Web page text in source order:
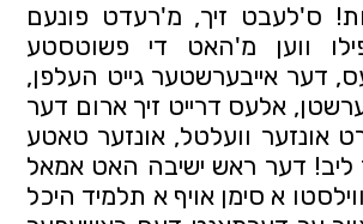
ס'לעבט זיך, מ'רעדט פונעם
ווען מ'האט די פשוטסטע
דער אייבערשטער גייט העלפן,
אלעס דרייט זיך ארום דער
אונזער וועלטל, אונזער טאטע
ליב! דער ראש ישיבה האט אמאל
א סימן אויף א תלמיד היכל